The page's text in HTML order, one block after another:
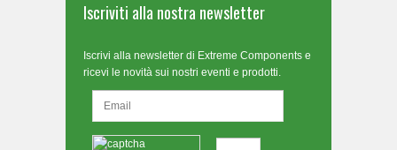
Iscriviti alla nostra newsletter
Iscrivi alla newsletter di Extreme Components e
ricevi le novità sui nostri eventi e prodotti.